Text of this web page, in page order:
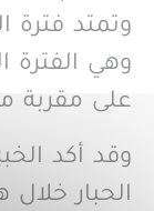
وتمتد فترة
وهي الفترة
على مقربة
وقد أكد
الحبار